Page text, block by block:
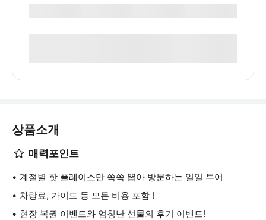
상품소개
매력포인트
계절별 핫 플레이스만 쏙쏙 뽑아 방문하는 일일 투어
차랑료, 가이드 등 모든 비용 포함 !
현장 복권 이벤트와 엄청난 선물의 후기 이벤트!